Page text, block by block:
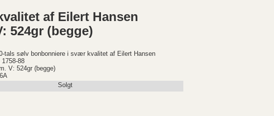
af Eilert Hansen
524gr (begge)
tals sølv bonbonniere i svær kvalitet af Eilert Hansen
88
V: 524gr (begge)
Solgt